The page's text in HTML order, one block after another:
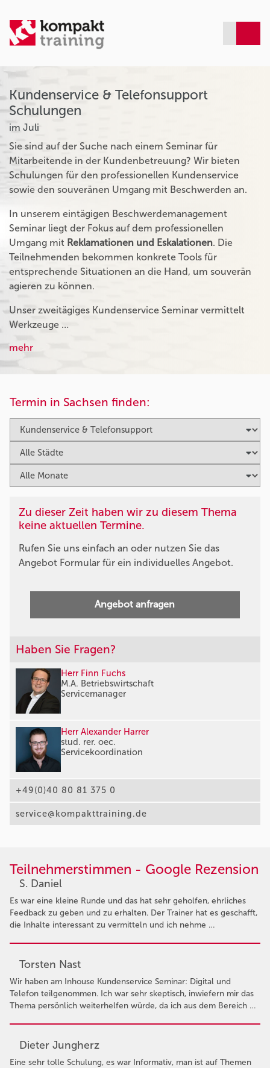
Kundenservice & Telefonsupport
Schulungen
im Juli
Sie sind auf der Suche nach einem Seminar für
Mitarbeitende in der Kundenbetreuung? Wir bieten
Schulungen für den professionellen Kundenservice
sowie den souveränen Umgang mit Beschwerden an.
In unserem eintägigen Beschwerdemanagement
Seminar liegt der Fokus auf dem professionellen
Umgang mit Reklamationen und Eskalationen. Die
Teilnehmenden bekommen konkrete Tools für
entsprechende Situationen an die Hand, um souverän
agieren zu können.
Unser zweitägiges Kundenservice Seminar vermittelt
Werkzeuge …
mehr
Termin in Sachsen finden:
Zu dieser Zeit haben wir zu diesem Thema
keine aktuellen Termine.
Rufen Sie uns einfach an oder nutzen Sie das
Angebot Formular für ein individuelles Angebot.
Angebot anfragen
Haben Sie Fragen?
Herr Finn Fuchs
M.A. Betriebswirtschaft
Servicemanager
Herr Alexander Harrer
stud. rer. oec.
Servicekoordination
+49(0)40 80 81 375 0
service@kompakttraining.de
Teilnehmerstimmen - Google Rezension
S. Daniel
Es war eine kleine Runde und das hat sehr geholfen, ehrliches
Feedback zu geben und zu erhalten. Der Trainer hat es geschafft,
die Inhalte interessant zu vermitteln und ich nehme …
Torsten Nast
Wir haben am Inhouse Kundenservice Seminar: Digital und
Telefon teilgenommen. Ich war sehr skeptisch, inwiefern mir das
Thema persönlich weiterhelfen würde, da ich aus dem Bereich …
Dieter Jungherz
Eine sehr tolle Schulung, es war Informativ, man ist auf Themen